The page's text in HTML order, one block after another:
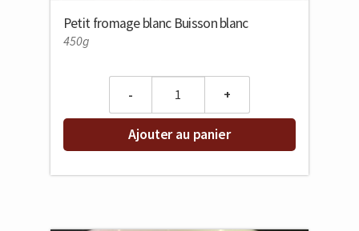
Petit fromage blanc Buisson blanc
450g
Ajouter au panier